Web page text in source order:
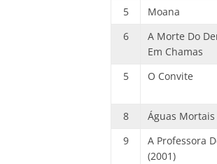
5
Moana
6
A Morte Do
Em Chamas
5
O Convite
8
Águas Mortais
9
A Professora
(2001)